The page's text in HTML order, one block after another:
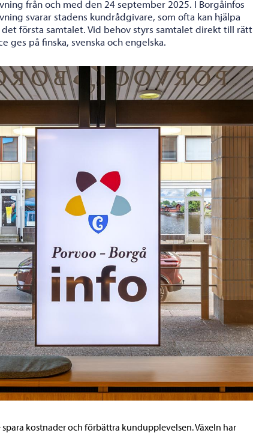
från och med den 24 september 2025. I Borgåinfos
svarar stadens kundrådgivare, som ofta kan hjälpa
första samtalet. Vid behov styrs samtalet direkt till rätt
ges på finska, svenska och engelska.
spara kostnader och förbättra kundupplevelsen. Växeln har